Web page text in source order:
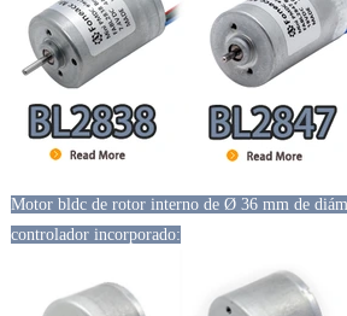
Motor bldc de rotor interno de Ø 36 mm de
controlador incorporado: